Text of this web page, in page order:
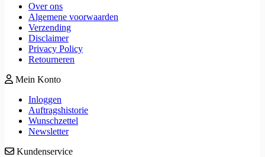
Over ons
Algemene voorwaarden
Verzending
Disclaimer
Privacy Policy
Retourneren
Mein Konto
Inloggen
Auftragshistorie
Wunschzettel
Newsletter
Kundenservice